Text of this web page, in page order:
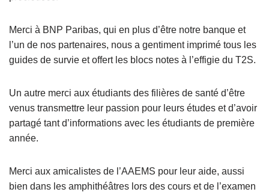
Merci à BNP Paribas, qui en plus d’être notre banque et
l’un de nos partenaires, nous a gentiment imprimé tous les
guides de survie et offert les blocs notes à l’effigie du T2S.
Un autre merci aux étudiants des filières de santé d’être
venus transmettre leur passion pour leurs études et d’avoir
partagé tant d’informations avec les étudiants de première
année.
Merci aux amicalistes de l’AAEMS pour leur aide, aussi
bien dans les amphithéâtres lors des cours et de l’examen